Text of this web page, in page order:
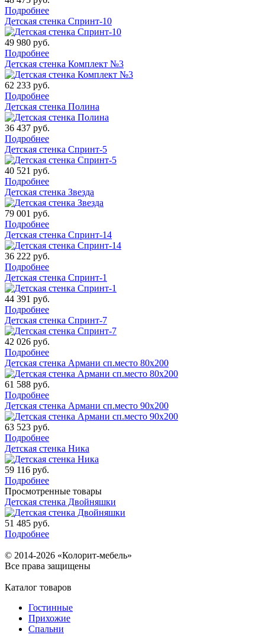
Подробнее
Детская стенка Спринт-10
49 980 руб.
Подробнее
Детская стенка Комплект №3
62 233 руб.
Подробнее
Детская стенка Полина
36 437 руб.
Подробнее
Детская стенка Спринт-5
40 521 руб.
Подробнее
Детская стенка Звезда
79 001 руб.
Подробнее
Детская стенка Спринт-14
36 222 руб.
Подробнее
Детская стенка Спринт-1
44 391 руб.
Подробнее
Детская стенка Спринт-7
42 026 руб.
Подробнее
Детская стенка Армани сп.место 80х200
61 588 руб.
Подробнее
Детская стенка Армани сп.место 90х200
63 523 руб.
Подробнее
Детская стенка Ника
59 116 руб.
Подробнее
Просмотренные товары
Детская стенка Двойняшки
51 485 руб.
Подробнее
© 2014-2026 «Колорит-мебель»
Все права защищены
Каталог товаров
Гостинные
Прихожие
Спальни